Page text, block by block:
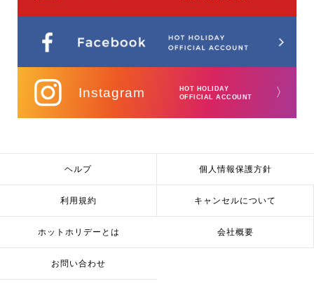
Instagram
HOT HOLIDAY
OFFICIAL ACCOUNT
〉
ヘルプ 個人情報保護方針
利用規約 キャンセルについて
ホットホリデーとは 会社概要
お問い合わせ